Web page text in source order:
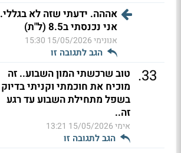
אההה. ידעתי שזה לא בגללי.
אני נכנסתי ב8.5 (ל"ת)
אנונימי15/05/2026 15:30
הגב לתגובה זו
33
. טוב שרכשתי המון השבוע.. זה
מוכיח את חוכמתי וקניתי בדיוק
בשפל מתחילת השבוע עד רגע
זה..
אימי15/05/2026 13:21
הגב לתגובה זו